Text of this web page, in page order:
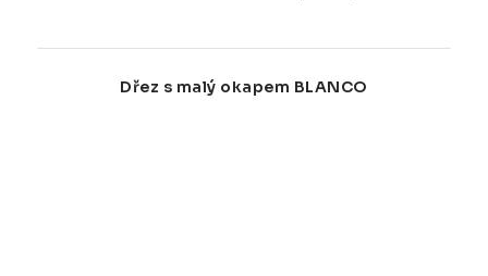
Dřez s malý okapem BLANCO